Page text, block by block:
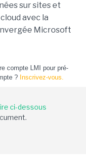
sur sites et
avec la
Microsoft
compte LMI pour pré-
? Inscrivez-vous.
ci-dessous